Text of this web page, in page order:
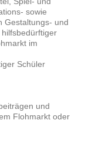
sowie
Gestaltungs- und
im
Schüler
und
Flohmarkt oder